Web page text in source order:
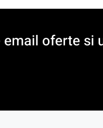
email oferte si